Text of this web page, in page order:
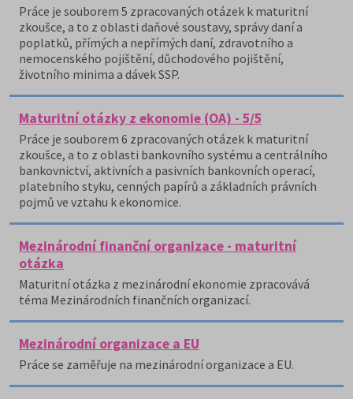
Práce je souborem 5 zpracovaných otázek k maturitní
zkoušce, a to z oblasti daňové soustavy, správy daní a
poplatků, přímých a nepřímých daní, zdravotního a
nemocenského pojištění, důchodového pojištění,
životního minima a dávek SSP.
Maturitní otázky z ekonomie (OA) - 5/5
Práce je souborem 6 zpracovaných otázek k maturitní
zkoušce, a to z oblasti bankovního systému a centrálního
bankovnictví, aktivních a pasivních bankovních operací,
platebního styku, cenných papírů a základních právních
pojmů ve vztahu k ekonomice.
Mezinárodní finanční organizace - maturitní
otázka
Maturitní otázka z mezinárodní ekonomie zpracovává
téma Mezinárodních finančních organizací.
Mezinárodní organizace a EU
Práce se zaměřuje na mezinárodní organizace a EU.